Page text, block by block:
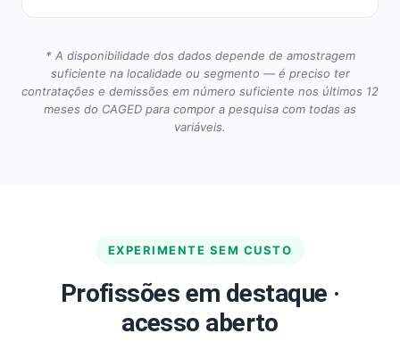
* A disponibilidade dos dados depende de amostragem
suficiente na localidade ou segmento — é preciso ter
contratações e demissões em número suficiente nos últimos 12
meses do CAGED para compor a pesquisa com todas as
variáveis.
EXPERIMENTE SEM CUSTO
Profissões em destaque ·
acesso aberto